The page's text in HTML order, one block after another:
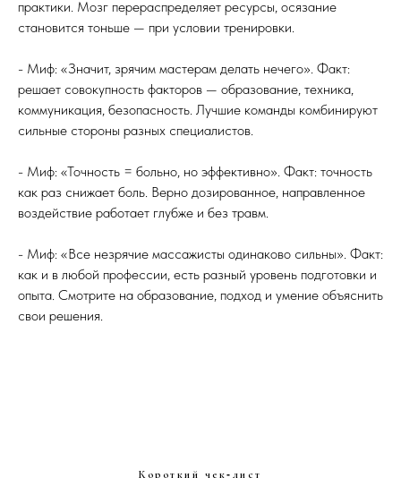
практики. Мозг перераспределяет ресурсы, осязание
становится тоньше — при условии тренировки.
- Миф: «Значит, зрячим мастерам делать нечего». Факт:
решает совокупность факторов — образование, техника,
коммуникация, безопасность. Лучшие команды комбинируют
сильные стороны разных специалистов.
- Миф: «Точность = больно, но эффективно». Факт: точность
как раз снижает боль. Верно дозированное, направленное
воздействие работает глубже и без травм.
- Миф: «Все незрячие массажисты одинаково сильны». Факт:
как и в любой профессии, есть разный уровень подготовки и
опыта. Смотрите на образование, подход и умение объяснить
свои решения.
Короткий чек‑лист